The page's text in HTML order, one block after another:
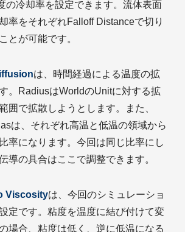
の冷却率を設定できます。流体表面
率をそれぞれFalloff Distanceで切り
とが可能です。
は、時間経過による温度の拡
。RadiusはWorldのUnitに対する拡
囲で拡散しようとします。また、
は、それぞれ高温と低温の領域から
率になります。今回は同じ比率にし
導の具合はここで調整できます。
Viscosityは、今回のシミュレーショ
定です。粘度を温度に結び付けて変
場合、粘度は低く、逆に低温になる